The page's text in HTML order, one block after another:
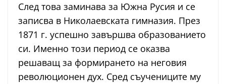
След това заминава за Южна Русия и се
записва в Николаевската гимназия. През
1871 г. успешно завършва образованието
си. Именно този период се оказва
решаващ за формирането на неговия
революционен дух. Сред съучениците му